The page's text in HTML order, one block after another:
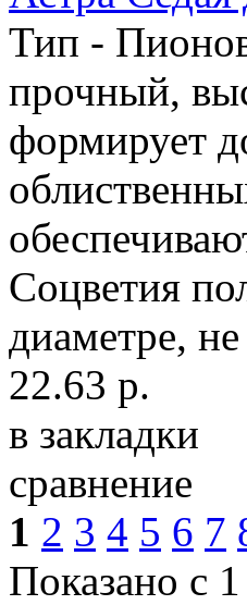
Тип -
прочный,
формирует
Соцветия
диаметре,
22.63 р.
в закладки
сравнение
1 2 3 4 5 6 7
Показано с